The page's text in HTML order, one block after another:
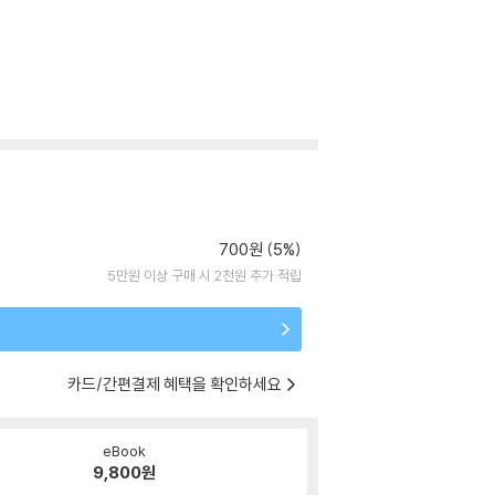
700원 (5%)
5만원 이상 구매 시 2천원 추가 적립
카드/간편결제 혜택을 확인하세요
eBook
9,800원